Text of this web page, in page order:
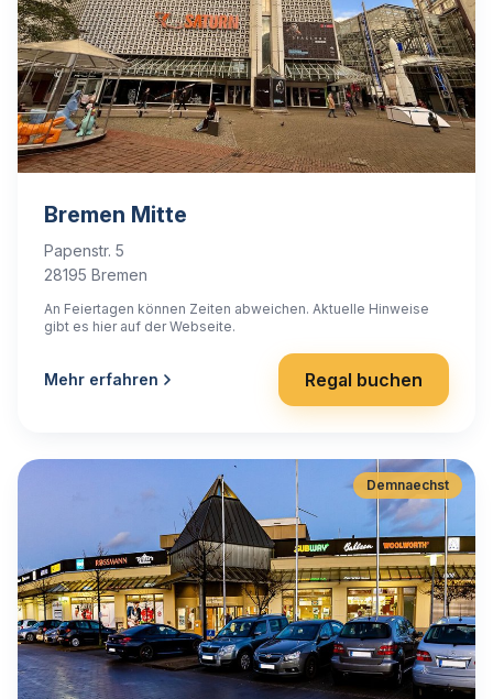
Bremen Mitte
Papenstr. 5
28195 Bremen
An Feiertagen können Zeiten abweichen. Aktuelle Hinweise
gibt es hier auf der Webseite.
Mehr erfahren Regal buchen
Demnaechst